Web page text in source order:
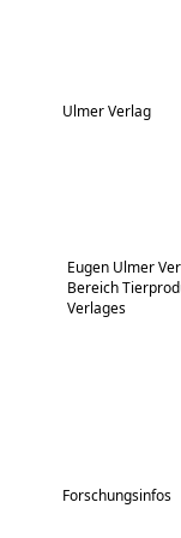
Ulmer Verlag
Eugen Ulmer
Bereich
Verlages
Forschungsinfos